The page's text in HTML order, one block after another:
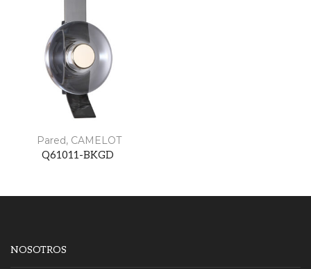
Pared, CAMELOT
Q61011-BKGD
NOSOTROS